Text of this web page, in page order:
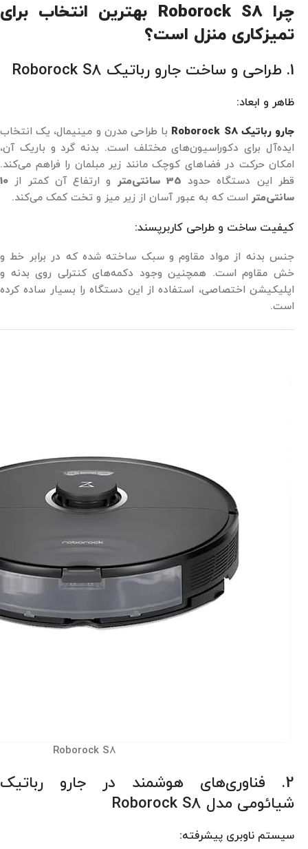
چرا Roborock S8 بهترین انتخاب برای
تمیزکاری منزل است؟
1. طراحی و ساخت جارو رباتیک Roborock S8
ظاهر و ابعاد:
جارو رباتیک Roborock S8
با طراحی مدرن و مینیمال، یک انتخاب
ایده‌آل برای دکوراسیون‌های مختلف است. بدنه گرد و باریک آن،
امکان حرکت در فضاهای کوچک مانند زیر مبلمان را فراهم می‌کند.
قطر این دستگاه حدود 35 سانتی‌متر و ارتفاع آن کمتر از 10
سانتی‌متر است که به عبور آسان از زیر میز و تخت کمک می‌کند.
کیفیت ساخت و طراحی کاربرپسند:
جنس بدنه از مواد مقاوم و سبک ساخته شده که در برابر خط و
خش مقاوم است. همچنین وجود دکمه‌های کنترلی روی بدنه و
اپلیکیشن اختصاصی، استفاده از این دستگاه را بسیار ساده کرده
است.
Roborock S8
2. فناوری‌های هوشمند در جارو رباتیک
شیائومی مدل Roborock S8
سیستم ناوبری پیشرفته: